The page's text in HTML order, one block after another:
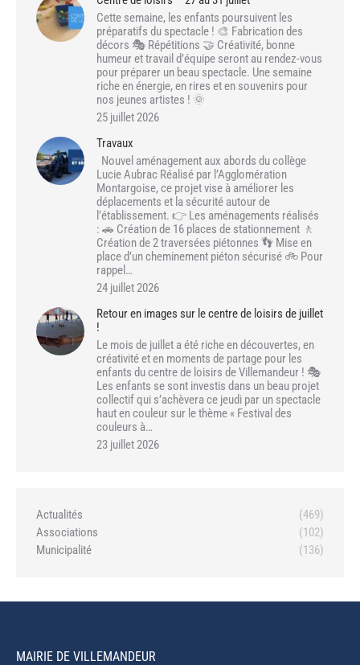
Cette semaine, les enfants poursuivent les
préparatifs du spectacle ! 🎨 Fabrication des
décors 🎭 Répétitions 🤝 Créativité, bonne
humeur et travail d’équipe seront au rendez-vous
pour préparer un beau spectacle. Une semaine
riche en énergie, en rires et en souvenirs pour
nos jeunes artistes ! 🌞
25 juillet 2026
Travaux
Nouvel aménagement aux abords du collège
Lucie Aubrac Réalisé par l’Agglomération
Montargoise, ce projet vise à améliorer les
déplacements et la sécurité autour de
l’établissement. 👉 Les aménagements réalisés
: 🚗 Création de 16 places de stationnement 🚶
Création de 2 traversées piétonnes 👣 Mise en
place d’un cheminement piéton sécurisé 🚲 Pour
rappel…
24 juillet 2026
Retour en images sur le centre de loisirs de juillet
!
Le mois de juillet a été riche en découvertes, en
créativité et en moments de partage pour les
enfants du centre de loisirs de Villemandeur ! 🎭
Les enfants se sont investis dans un beau projet
collectif qui s’achèvera ce jeudi par un spectacle
haut en couleur sur le thème « Festival des
couleurs à…
23 juillet 2026
Actualités
(469)
Associations
(102)
Municipalité
(136)
MAIRIE DE VILLEMANDEUR